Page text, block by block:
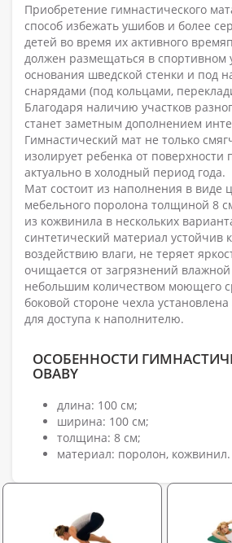
Приобретение гимнастического
способ избежать ушибов и более
детей во время их активного
должен размещаться в спортивном
основания шведской стенки и под
снарядами (под кольцами,
Благодаря наличию участков
станет заметным дополнением
Гимнастический мат не только
изолирует ребенка от поверхности
актуально в холодный период года.
Мат состоит из наполнения в виде
мебельного поролона толщиной 8
из кожвинила в нескольких
синтетический материал устойчив
воздействию влаги, не теряет
очищается от загрязнений влажной
небольшим количеством моющего
боковой стороне чехла
для доступа к наполнителю.
ОСОБЕННОСТИ
OBABY
длина: 100 см;
ширина: 100 см;
толщина: 8 см;
материал: поролон, кожвинил.